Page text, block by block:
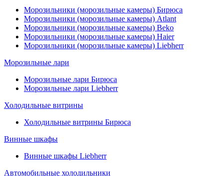
Морозильники (морозильные камеры) Бирюса
Морозильники (морозильные камеры) Atlant
Морозильники (морозильные камеры) Beko
Морозильники (морозильные камеры) Haier
Морозильники (морозильные камеры) Liebherr
Морозильные лари
Морозильные лари Бирюса
Морозильные лари Liebherr
Холодильные витрины
Холодильные витрины Бирюса
Винные шкафы
Винные шкафы Liebherr
Автомобильные холодильники